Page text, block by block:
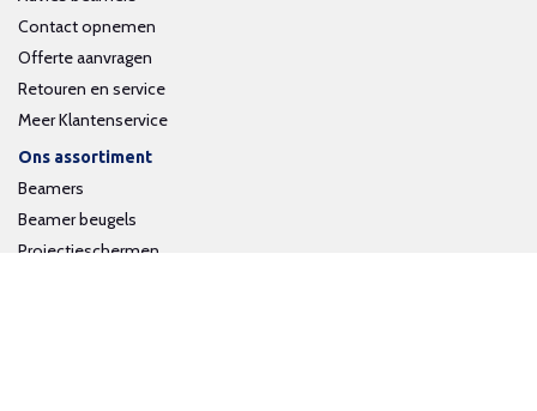
Contact opnemen
Offerte aanvragen
Retouren en service
Meer Klantenservice
Ons assortiment
Beamers
Beamer beugels
Projectieschermen